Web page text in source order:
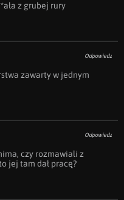
z grubej rury
Odpowiedz
zawarty w jednym
Odpowiedz
czy rozmawiali z
jej tam dał pracę?